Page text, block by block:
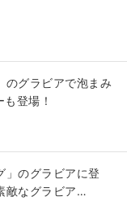
のグラビアで泡まみ
登場！
」のグラビアに登
敵なグラビア…